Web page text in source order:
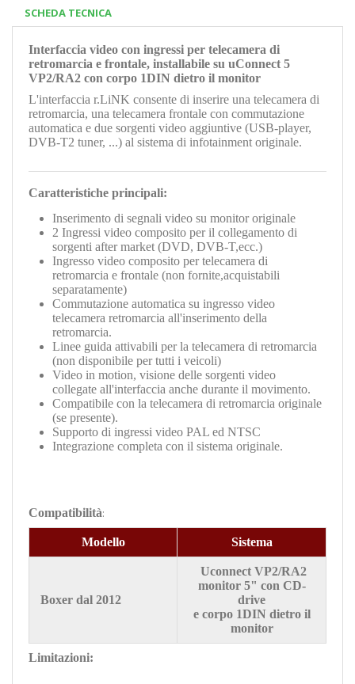
SCHEDA TECNICA
Interfaccia video con ingressi per telecamera di
retromarcia e frontale, installabile su uConnect 5
VP2/RA2 con corpo 1DIN dietro il monitor
L'interfaccia r.LiNK consente di inserire una telecamera di
retromarcia, una telecamera frontale con commutazione
automatica e due sorgenti video aggiuntive (USB-player,
DVB-T2 tuner, ...) al sistema di infotainment originale.
Caratteristiche principali:
Inserimento di segnali video su monitor originale
2 Ingressi video composito per il collegamento di
sorgenti after market (DVD, DVB-T,ecc.)
Ingresso video composito per telecamera di
retromarcia e frontale (non fornite,acquistabili
separatamente)
Commutazione automatica su ingresso video
telecamera retromarcia all'inserimento della
retromarcia.
Linee guida attivabili per la telecamera di retromarcia
(non disponibile per tutti i veicoli)
Video in motion, visione delle sorgenti video
collegate all'interfaccia anche durante il movimento.
Compatibile con la telecamera di retromarcia originale
(se presente).
Supporto di ingressi video PAL ed NTSC
Integrazione completa con il sistema originale.
Compatibilità:
Modello Sistema
Boxer dal 2012
Uconnect VP2/RA2
monitor 5" con CD-
drive
e corpo 1DIN dietro il
monitor
Limitazioni: